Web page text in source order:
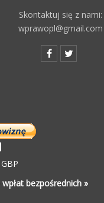
Skontaktuj się z nami:
wprawopl@gmail.com
GBP
bezpośrednich »